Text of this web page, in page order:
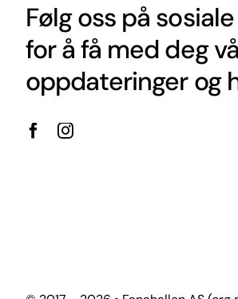
Følg oss på
for å få med deg
oppdateringer og